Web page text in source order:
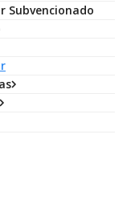
Subvencionado